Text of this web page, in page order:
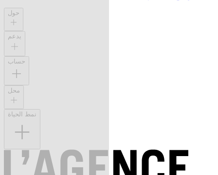
حول
يدعم
حساب
محل
نمط الحياة